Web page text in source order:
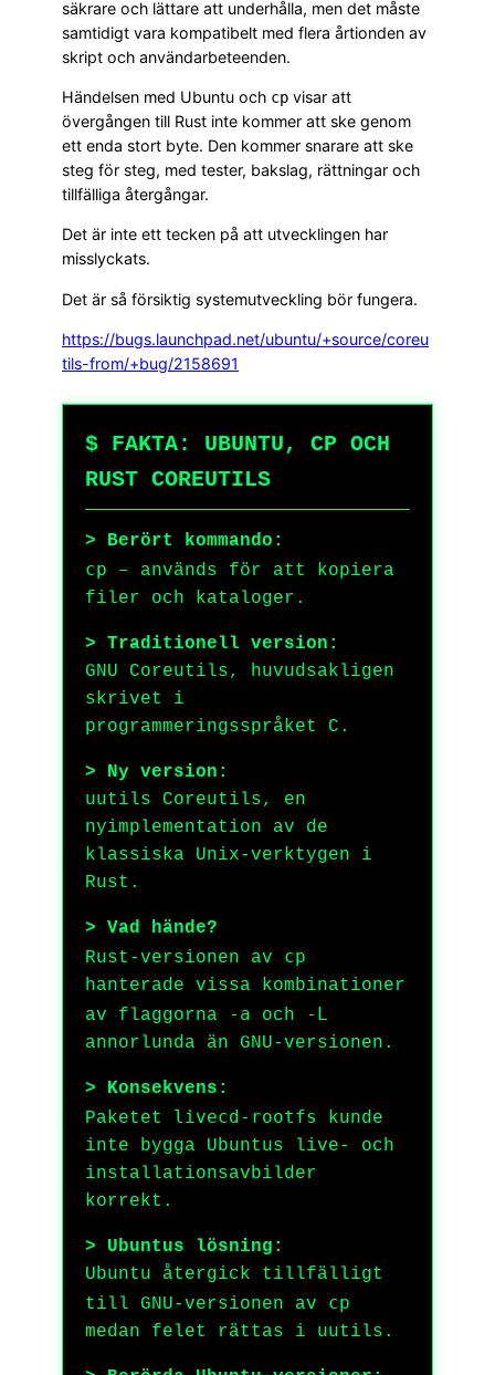
säkrare och lättare att underhålla, men det måste
samtidigt vara kompatibelt med flera årtionden av
skript och användarbeteenden.
Händelsen med Ubuntu och cp visar att
övergången till Rust inte kommer att ske genom
ett enda stort byte. Den kommer snarare att ske
steg för steg, med tester, bakslag, rättningar och
tillfälliga återgångar.
Det är inte ett tecken på att utvecklingen har
misslyckats.
Det är så försiktig systemutveckling bör fungera.
https://bugs.launchpad.net/ubuntu/+source/coreu
tils-from/+bug/2158691
$ FAKTA: UBUNTU, CP OCH
RUST COREUTILS
> Berört kommando:
cp – används för att kopiera
filer och kataloger.
> Traditionell version:
GNU Coreutils, huvudsakligen
skrivet i
programmeringsspråket C.
> Ny version:
uutils Coreutils, en
nyimplementation av de
klassiska Unix-verktygen i
Rust.
> Vad hände?
Rust-versionen av cp
hanterade vissa kombinationer
av flaggorna
-a och -L
annorlunda än GNU-versionen.
> Konsekvens:
Paketet livecd-rootfs
kunde
inte bygga Ubuntus live- och
installationsavbilder
korrekt.
> Ubuntus lösning:
Ubuntu återgick tillfälligt
till GNU-versionen av cp
medan felet rättas i uutils.